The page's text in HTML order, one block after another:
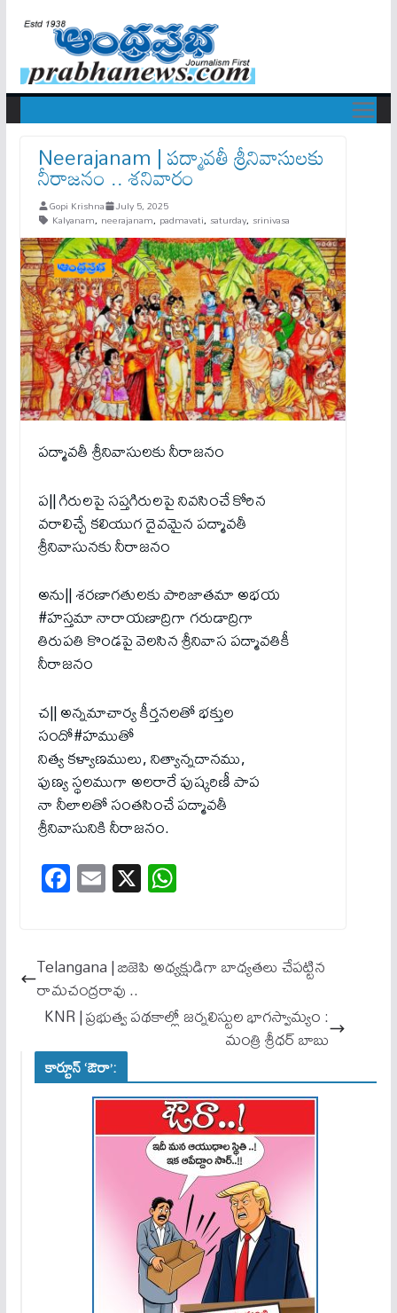
Neerajanam | పద్మావతీ శ్రీనివాసులకు
నీరాజనం .. శనివారం
Gopi Krishna July 5, 2025
Kalyanam, neerajanam, padmavati, saturday, srinivasa
పద్మావతీ శ్రీనివాసులకు నీరాజనం
ప|| గిరులపై సప్తగిరులపై నివసించే కోరిన
వరాలిచ్చే కలియుగ దైవమైన పద్మావతీ
శ్రీనివాసునకు నీరాజనం
అను|| శరణాగతులకు పారిజాతమా అభయ
#హస్తమా నారాయణాద్రిగా గరుడాద్రిగా
తిరుపతి కొండపై వెలసిన శ్రీనివాస పద్మావతికీ
నీరాజనం
చ|| అన్నమాచార్య కీర్తనలతో భక్తుల
సందో#హముతో
నిత్య కళ్యాణములు, నిత్యాన్నదానము,
పుణ్య స్థలముగా అలరారే పుష్కరిణీ పాప
నా నీలాలతో సంతసించే పద్మావతీ
శ్రీనివాసునికి నీరాజనం.
Fa
ce
ok
E
m
X W
ha
A
pp
Telangana | బిజెపి అధ్య‌క్షుడిగా బాధ్య‌త‌లు చేప‌ట్టిన
రామ‌చంద్ర‌రావు ..
KNR | ప్రభుత్వ పథకాల్లో జర్నలిస్టుల భాగస్వామ్యం :
మంత్రి శ్రీధర్ బాబు
కార్టూన్ ‘ఔరా’: